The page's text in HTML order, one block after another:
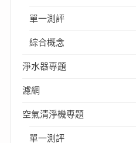
單一測評
綜合概念
淨水器專題
濾網
空氣清淨機專題
單一測評